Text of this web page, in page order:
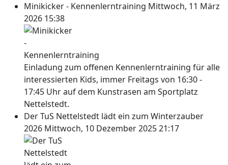
Minikicker - Kennenlerntraining Mittwoch, 11 März
2026 15:38
Einladung zum offenen Kennenlerntraining für alle
interessierten Kids, immer Freitags von 16:30 -
17:45 Uhr auf dem Kunstrasen am Sportplatz
Nettelstedt.
Der TuS Nettelstedt lädt ein zum Winterzauber
2026 Mittwoch, 10 Dezember 2025 21:17